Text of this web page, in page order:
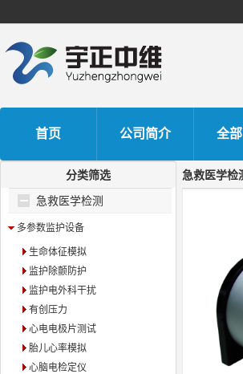
首页 公司简介 全
分类筛选
急救医学检测
多参数监护设备
生命体征模拟
监护除颤防护
监护电外科干扰
有创压力
心电电极片测试
胎儿心率模拟
心脑电检定仪
急救医学检